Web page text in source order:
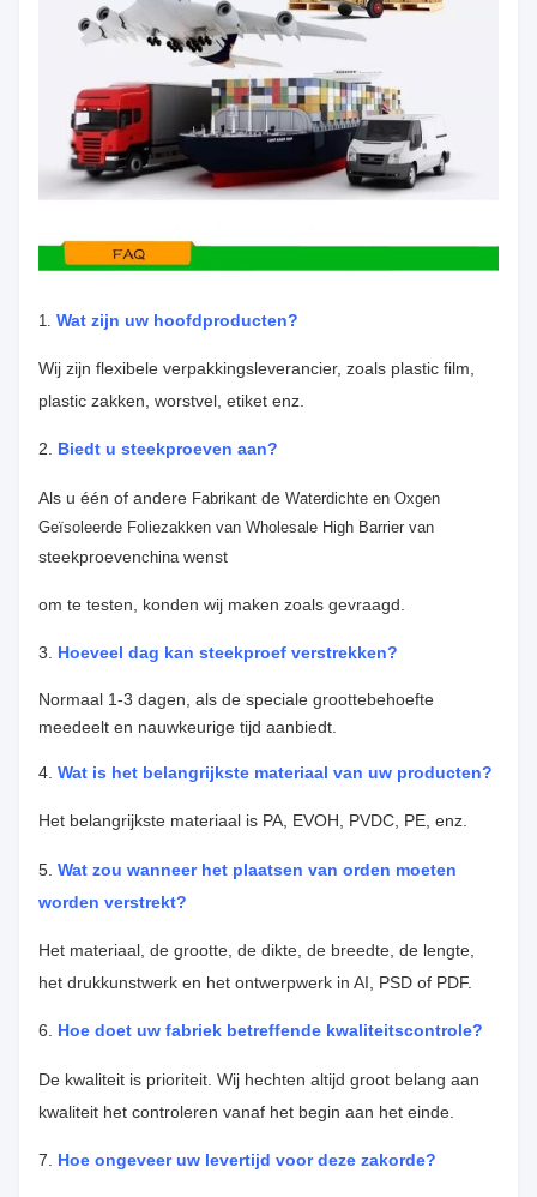
1. Wat zijn uw hoofdproducten?
Wij zijn flexibele verpakkingsleverancier, zoals plastic film,
plastic zakken, worstvel, etiket enz.
2. Biedt u steekproeven aan?
Als u één of andere Fabrikant de Waterdichte en Oxgen
Geïsoleerde Foliezakken van Wholesale High Barrier van
steekproevenchina wenst
om te testen, konden wij maken zoals gevraagd.
3. Hoeveel dag kan steekproef verstrekken?
Normaal 1-3 dagen, als de speciale groottebehoefte
meedeelt en nauwkeurige tijd aanbiedt.
4. Wat is het belangrijkste materiaal van uw producten?
Het belangrijkste materiaal is PA, EVOH, PVDC, PE, enz.
5. Wat zou wanneer het plaatsen van orden moeten
worden verstrekt?
Het materiaal, de grootte, de dikte, de breedte, de lengte,
het drukkunstwerk en het ontwerpwerk in AI, PSD of PDF.
6. Hoe doet uw fabriek betreffende kwaliteitscontrole?
De kwaliteit is prioriteit. Wij hechten altijd groot belang aan
kwaliteit het controleren vanaf het begin aan het einde.
7. Hoe ongeveer uw levertijd voor deze zakorde?